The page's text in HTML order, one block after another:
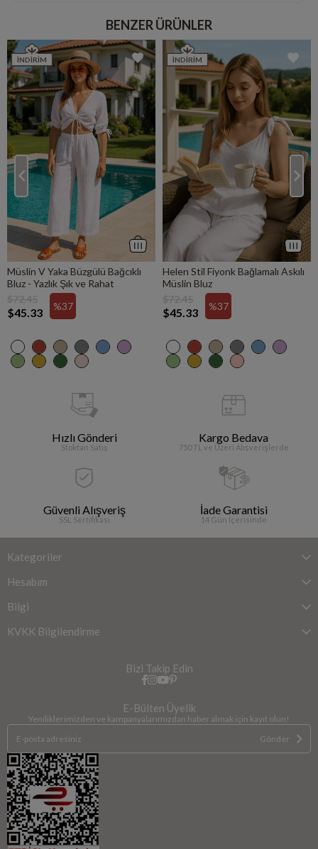
BENZER ÜRÜNLER
Müslin V Yaka Büzgülü Bağcıklı
Bluz - Yazlık Şık ve Rahat
$45.33 %37
İNDIRIM
Helen Stil Fiyonk Bağlamalı Askılı
Müslin Bluz
$45.33 %37
İNDIRIM
Hızlı Gönderi
Stoktan Satış
Kargo Bedava
750 TL ve Üzeri Alışverişlerde
Güvenli Alışveriş
SSL Sertifikası
İade Garantisi
14 Gün İçerisinde
Kategoriler
Hesabım
Bilgi
KVKK Bilgilendirme
Bizi Takip Edin
E-Bülten Üyelik
Yeniliklerimizden ve kampanyalarımızdan haber almak için kayıt olun!
Gönder